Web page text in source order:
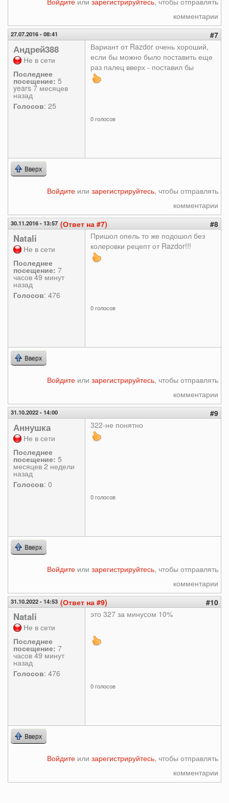
комментарии
27.07.2016 - 08:41 #7
Андрей388
Не в сети
Последнее
посещение: 5
years 7 месяцев
назад
Голосов: 25
Вариант от Razdor очень хороший,
если бы можно было поставить еще
раз палец вверх - поставил бы
0 голосов
Вверх
Войдите или зарегистрируйтесь, чтобы отправлять
комментарии
30.11.2016 - 13:57 (Ответ на #7) #8
Natali
Не в сети
Последнее
посещение: 7
часов 49 минут
назад
Голосов: 476
Пришол опель то же подошол без
колеровки рецепт от Razdor!!!
0 голосов
Вверх
Войдите или зарегистрируйтесь, чтобы отправлять
комментарии
31.10.2022 - 14:00 #9
Аннушка
Не в сети
Последнее
посещение: 5
месяцев 2 недели
назад
Голосов: 0
322-не понятно
0 голосов
Вверх
Войдите или зарегистрируйтесь, чтобы отправлять
комментарии
31.10.2022 - 14:53 (Ответ на #9) #10
Natali
Не в сети
Последнее
посещение: 7
часов 49 минут
назад
Голосов: 476
это 327 за минусом 10%
0 голосов
Вверх
Войдите или зарегистрируйтесь, чтобы отправлять
комментарии